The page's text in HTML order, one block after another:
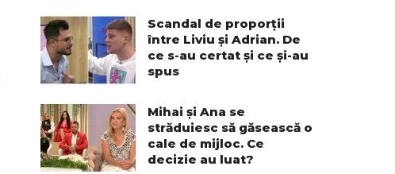
Scandal de proporții
între Liviu și Adrian. De
ce s-au certat și ce și-au
spus
Mihai și Ana se
străduiesc să găsească o
cale de mijloc. Ce
decizie au luat?